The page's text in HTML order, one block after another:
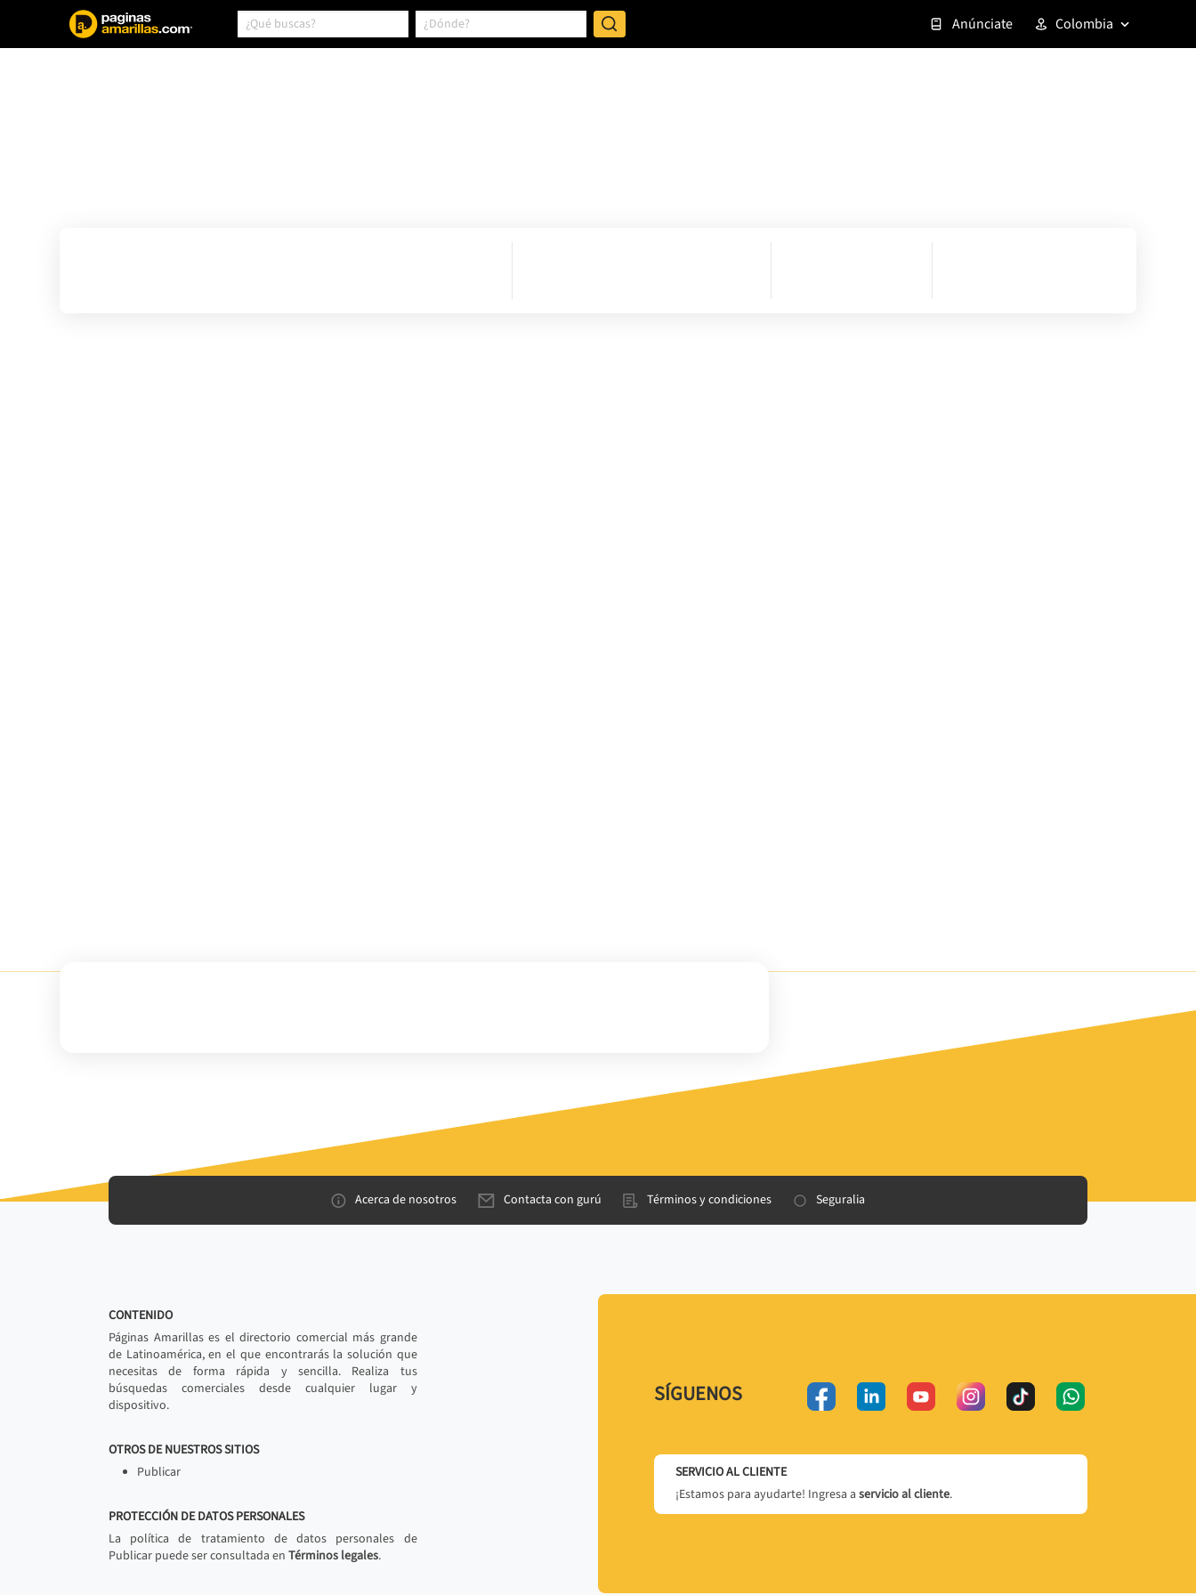
Anúnciate Colombia
Acerca de nosotros Contacta con gurú Términos y condiciones Seguralia
CONTENIDO
Páginas Amarillas es el directorio comercial más grande
de Latinoamérica, en el que encontrarás la solución que
necesitas de forma rápida y sencilla. Realiza tus
búsquedas comerciales desde cualquier lugar y
dispositivo.
OTROS DE NUESTROS SITIOS
Publicar
PROTECCIÓN DE DATOS PERSONALES
La política de tratamiento de datos personales de
Publicar puede ser consultada en Términos legales.
SÍGUENOS
SERVICIO AL CLIENTE
¡Estamos para ayudarte! Ingresa a servicio al cliente.